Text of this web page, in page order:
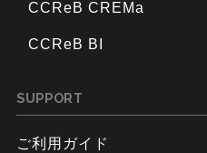
CCReB CREMa
CCReB BI
SUPPORT
ご利用ガイド